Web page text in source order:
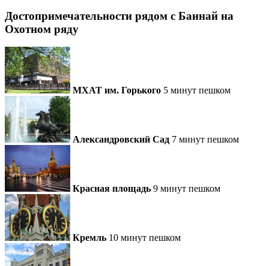
Достопримечательности рядом c Баинай на
Охотном ряду
МХАТ им. Горького 5 минут пешком
Александровский Сад 7 минут пешком
Красная площадь 9 минут пешком
Кремль 10 минут пешком